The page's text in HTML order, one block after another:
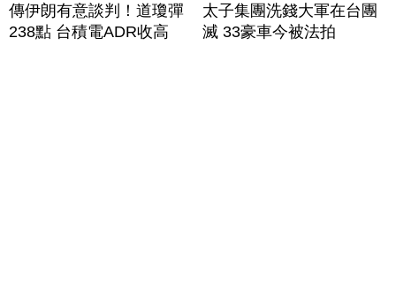
傳伊朗有意談判！道瓊彈
238點 台積電ADR收高
太子集團洗錢大軍在台團
滅 33豪車今被法拍